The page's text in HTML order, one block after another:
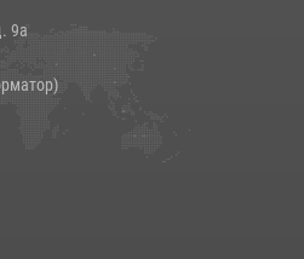
Росгвардии Героя России
с заместителем полномочного
Федерации в Северо-
Виталием Кузнецовым
9а